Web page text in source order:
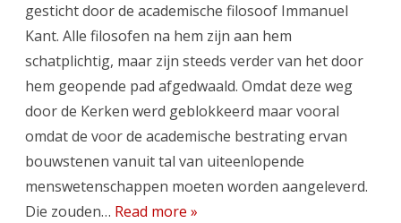
gesticht door de academische filosoof Immanuel
Kant. Alle filosofen na hem zijn aan hem
schatplichtig, maar zijn steeds verder van het door
hem geopende pad afgedwaald. Omdat deze weg
door de Kerken werd geblokkeerd maar vooral
omdat de voor de academische bestrating ervan
bouwstenen vanuit tal van uiteenlopende
menswetenschappen moeten worden aangeleverd.
Die zouden… Read more »